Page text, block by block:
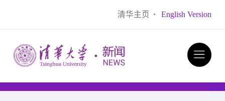
清华主页 · English Version